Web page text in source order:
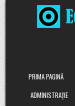
Skip
to
content
PRIMA PAGINĂ
ADMINISTRAȚIE